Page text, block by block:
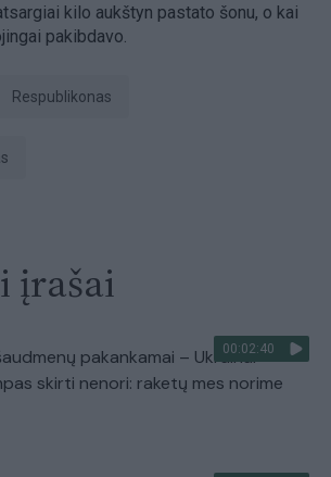
kilo aukštyn pastato šonu, o kai
pakibdavo.
respublikonas
įrašai
00:02:40
pakankamai – Ukrainai
skirti nenori: raketų mes norime